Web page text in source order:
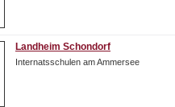
Landheim Schondorf
Internatsschulen am Ammersee